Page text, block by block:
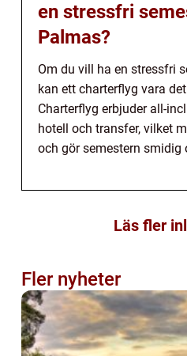
en stressfri
Palmas?
Om du vill ha en stressfri
kan ett charterflyg vara
Charterflyg erbjuder all-
hotell och transfer, vilket
och gör semestern smidig
Läs fler
Fler nyheter